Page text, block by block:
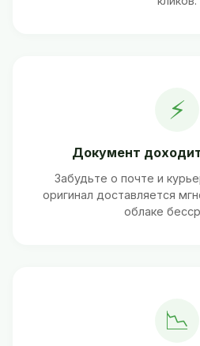
⚡
Документ
Забудьте о почте и
оригинал доставляется
облаке
📉